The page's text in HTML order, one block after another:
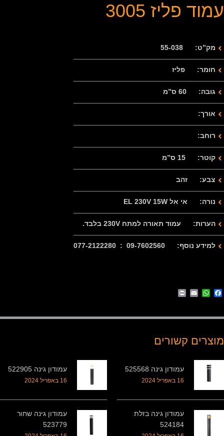
עמוד פליז 3005
מק”ט: 55-038
חומר: פליז
גובה: 60 ס”מ
אורך:
רוחב:
קוטר: 15 ס”מ
צבע: זהב
נורה: אי אל EL 230V 15W
הערות: עמוד תאורה למתח 230V בלבד.
למידע נוסף: 09-7602560 : 077-2122280
Facebook
WhatsApp
Email
מוצרים קשורים
עמודון גינה 525568
16 באפריל 2024
עמודון גינה 522905
16 באפריל 2024
עמודון גינה בזלת
524184
עמודון גינה שחור
523779